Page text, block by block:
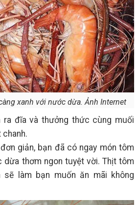
xanh với nước dừa. Ảnh Internet
ra đĩa và thưởng thức cùng muối
giản, bạn đã có ngay món tôm
dừa thơm ngon tuyệt vời. Thịt tôm
làm bạn muốn ăn mãi không